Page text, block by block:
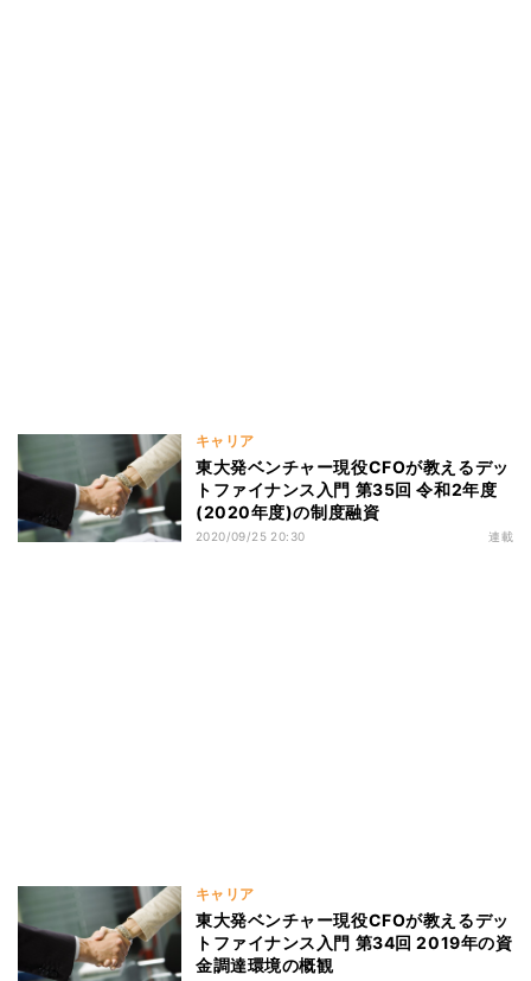
キャリア
東大発ベンチャー現役CFOが教えるデッ
トファイナンス入門 第35回 令和2年度
(2020年度)の制度融資
2020/09/25 20:30 連載
キャリア
東大発ベンチャー現役CFOが教えるデッ
トファイナンス入門 第34回 2019年の資
金調達環境の概観